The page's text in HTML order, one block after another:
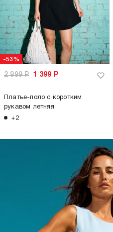
-53%
2 999Р 1 399 Р
Платье-поло с коротким
рукавом летняя
+2